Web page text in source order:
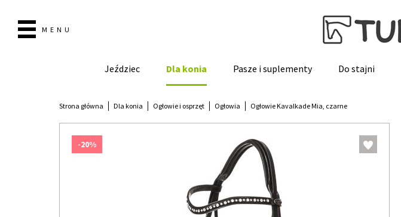
MENU
Jeździec Dla konia Pasze i suplementy Do stajni
Strona główna Dla konia Ogłowie i osprzęt Ogłowia Ogłowie Kavalkade Mia, czarne
-20%